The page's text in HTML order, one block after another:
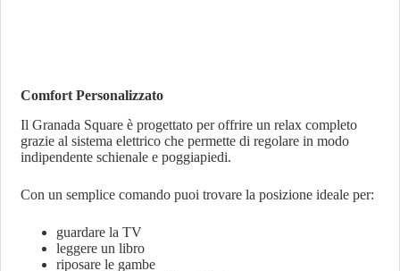
Comfort Personalizzato
Il Granada Square è progettato per offrire un relax completo
grazie al sistema elettrico che permette di regolare in modo
indipendente schienale e poggiapiedi.
Con un semplice comando puoi trovare la posizione ideale per:
guardare la TV
leggere un libro
riposare le gambe